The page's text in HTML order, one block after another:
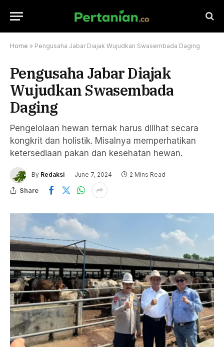
Home » Pengusaha Jabar Diajak Wujudkan Swasembada Daging
Pengusaha Jabar Diajak
Wujudkan Swasembada
Daging
Pengelolaan hewan ternak harus dilihat secara
kongkrit dan holistik. Misalnya memperhatikan
ketersediaan pakan dan kesehatan hewan.
By Redaksi June 7, 2024 2 Mins Read
Share